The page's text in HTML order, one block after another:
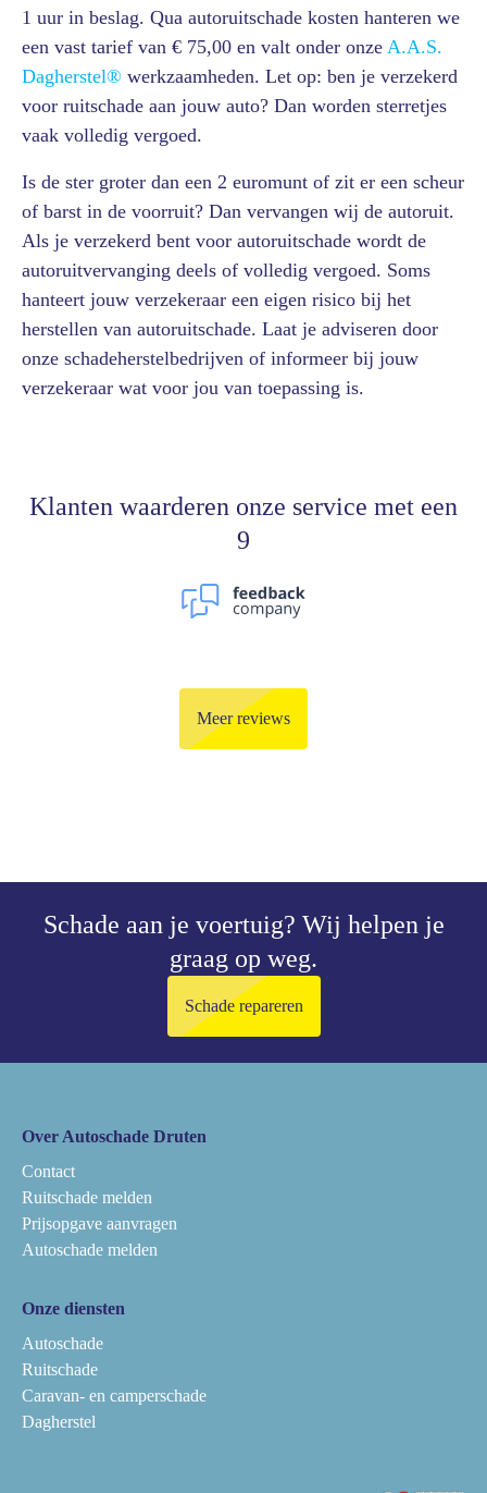
1 uur in beslag. Qua autoruitschade kosten hanteren we
een vast tarief van € 75,00 en valt onder onze A.A.S.
Dagherstel® werkzaamheden. Let op: ben je verzekerd
voor ruitschade aan jouw auto? Dan worden sterretjes
vaak volledig vergoed.
Is de ster groter dan een 2 euromunt of zit er een scheur
of barst in de voorruit? Dan vervangen wij de autoruit.
Als je verzekerd bent voor autoruitschade wordt de
autoruitvervanging deels of volledig vergoed. Soms
hanteert jouw verzekeraar een eigen risico bij het
herstellen van autoruitschade. Laat je adviseren door
onze schadeherstelbedrijven of informeer bij jouw
verzekeraar wat voor jou van toepassing is.
Klanten waarderen onze service met een
9
Meer reviews
Schade aan je voertuig? Wij helpen je
graag op weg.
Schade repareren
Over Autoschade Druten
Contact
Ruitschade melden
Prijsopgave aanvragen
Autoschade melden
Onze diensten
Autoschade
Ruitschade
Caravan- en camperschade
Dagherstel